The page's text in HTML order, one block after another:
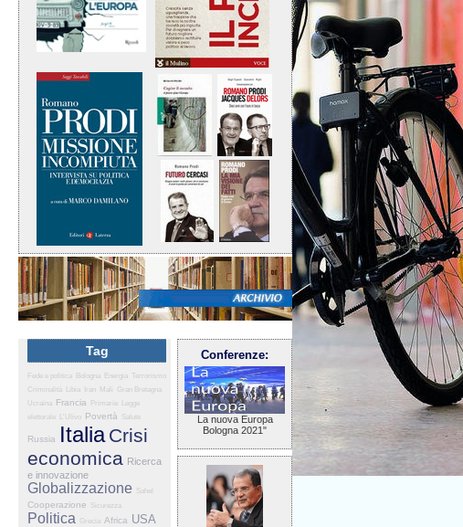
Tag
Fede e politica Bologna Energia
Terrorismo
Criminalità
Libia Iran Mali
Gran Bretagna
Ucraina Francia Primarie
Legge
elettorale
L'Ulivo Povertà Salute
Russia Italia Crisi
economica Ricerca
e innovazione
Globalizzazione Sahel
Cooperazione Sicurezza
Politica Grecia Africa USA
Conferenze:
La nuova Europa
Bologna 2021"